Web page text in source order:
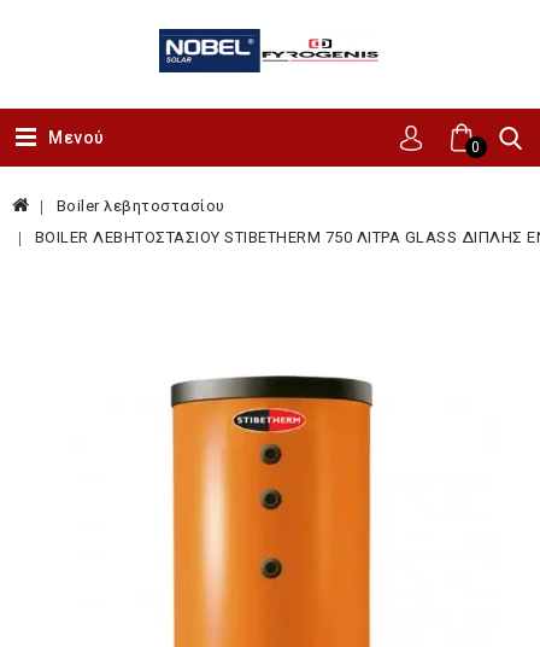
0
Μενού
Boiler λεβητοστασίου
BOILER ΛΕΒΗΤΟΣΤΑΣΙΟΥ STIBETHERM 750 ΛΙΤΡΑ GLASS ΔΙΠΛΗΣ